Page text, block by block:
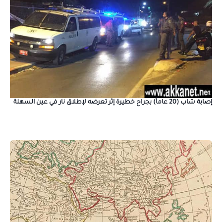
إصابة شاب (20 عاماً) بجراح خطيرة إثر تعرضه لإطلاق نار في عين السهلة